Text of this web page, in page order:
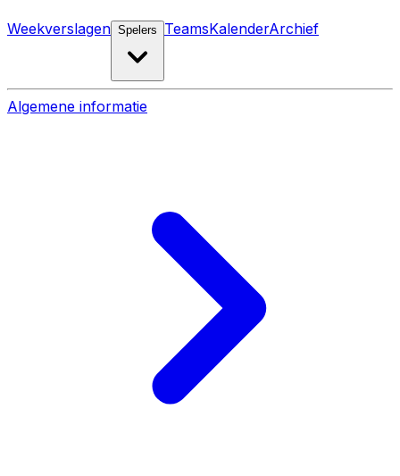
Weekverslagen Spelers TeamsKalenderArchief
Algemene informatie